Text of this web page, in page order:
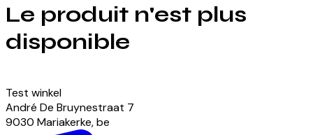
Le produit n'est plus
disponible
Test winkel
André De Bruynestraat 7
9030 Mariakerke,be